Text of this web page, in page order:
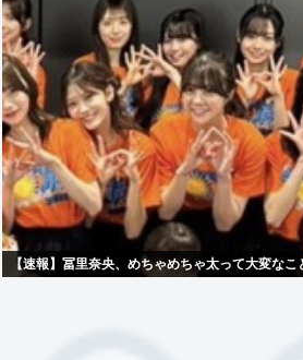
【速報】冨里奈央、めちゃめちゃ太って大変なこ